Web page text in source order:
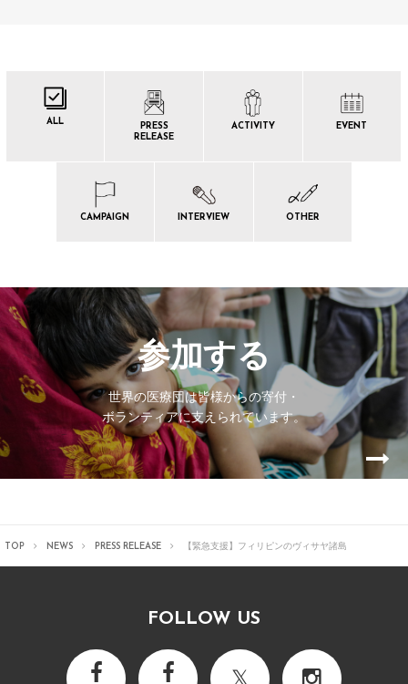
ALL
PRESS
RELEASE
ACTIVITY EVENT
CAMPAIGN INTERVIEW OTHER
参加する
世界の医療団は皆様からの寄付・
ボランティアに支えられています。
TOP NEWS PRESS RELEASE 【緊急支援】フィリピンのヴィサヤ諸島
FOLLOW US